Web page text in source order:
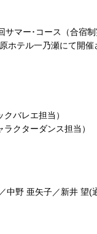
サマー･コース（合宿
ホテル一乃瀬にて開催
バレエ担当）
クターダンス担当）
中野 亜矢子／新井 望(